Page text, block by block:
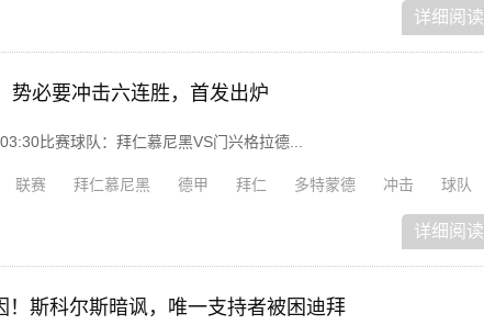
详细阅读
势必要冲击六连胜，首发出炉
比赛球队：拜仁慕尼黑VS门兴格拉德...
联赛 拜仁慕尼黑 德甲 拜仁 多特蒙德 冲击
球队
详细阅读
！斯科尔斯暗讽，唯一支持者被困迪拜